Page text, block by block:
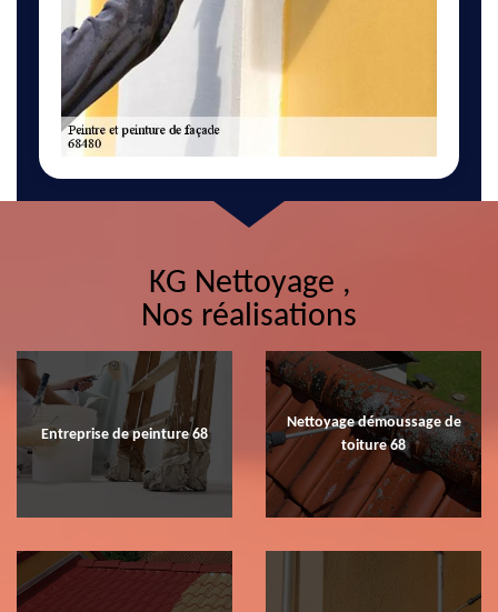
KG Nettoyage ,
Nos réalisations
Entreprise de peinture 68
Nettoyage démoussage de
toiture 68